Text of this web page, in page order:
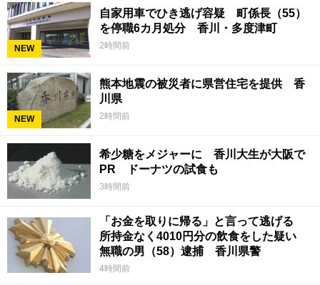
NEW
自家用車でひき逃げ容疑 町係長（55）
を停職6カ月処分 香川・多度津町
2時間前
NEW
熊本地震の被災者に県営住宅を提供 香
川県
2時間前
希少糖をメジャーに 香川大生が大阪で
PR ドーナツの試食も
3時間前
「お金を取りに帰る」と言って逃げる
所持金なく4010円分の飲食をした疑い
無職の男（58）逮捕 香川県警
4時間前